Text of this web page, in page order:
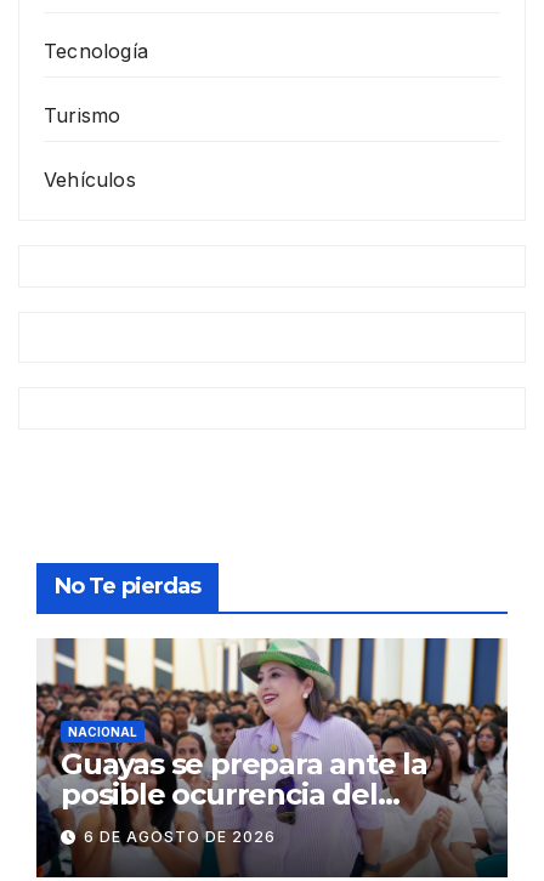
Tecnología
Turismo
Vehículos
No Te pierdas
NACIONAL
Guayas se prepara ante la
posible ocurrencia del
fenómeno de El Niño:
Gobierno Nacional capacita a
6 DE AGOSTO DE 2026